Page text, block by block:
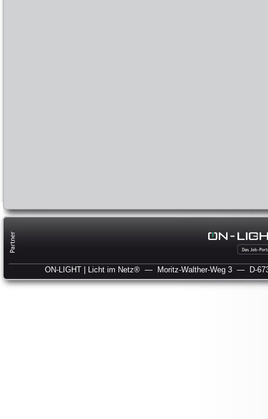
ON-LIGHT | Licht im Netz® — Moritz-Walther-Weg 3 — D-